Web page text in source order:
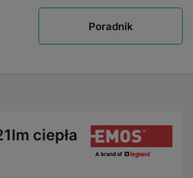
Poradnik
ciepła